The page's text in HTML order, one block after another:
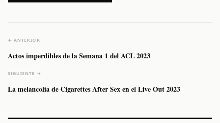
← ANTERIOR
Actos imperdibles de la Semana 1 del ACL 2023
SIGUIENTE →
La melancolía de Cigarettes After Sex en el Live Out 2023